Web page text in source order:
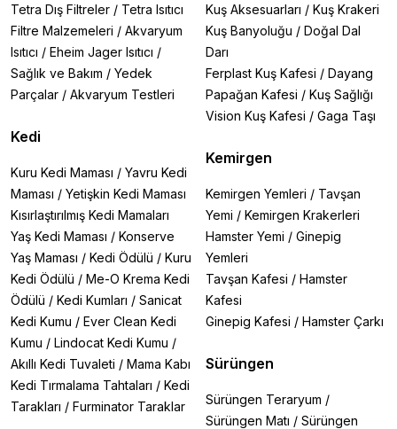
Tetra Dış Filtreler / Tetra Isıtıcı
Filtre Malzemeleri / Akvaryum
Isıtıcı / Eheim Jager Isıtıcı /
Sağlık ve Bakım / Yedek
Parçalar / Akvaryum Testleri
Kedi
Kuru Kedi Maması / Yavru Kedi
Maması / Yetişkin Kedi Maması
Kısırlaştırılmış Kedi Mamaları
Yaş Kedi Maması / Konserve
Yaş Maması / Kedi Ödülü / Kuru
Kedi Ödülü / Me-O Krema Kedi
Ödülü / Kedi Kumları / Sanicat
Kedi Kumu / Ever Clean Kedi
Kumu / Lindocat Kedi Kumu /
Akıllı Kedi Tuvaleti / Mama Kabı
Kedi Tırmalama Tahtaları / Kedi
Tarakları / Furminator Taraklar
Kuş Aksesuarları / Kuş Krakeri
Kuş Banyoluğu / Doğal Dal
Darı
Ferplast Kuş Kafesi / Dayang
Papağan Kafesi / Kuş Sağlığı
Vision Kuş Kafesi / Gaga Taşı
Kemirgen
Kemirgen Yemleri / Tavşan
Yemi / Kemirgen Krakerleri
Hamster Yemi / Ginepig
Yemleri
Tavşan Kafesi / Hamster
Kafesi
Ginepig Kafesi / Hamster Çarkı
Sürüngen
Sürüngen Teraryum /
Sürüngen Matı / Sürüngen